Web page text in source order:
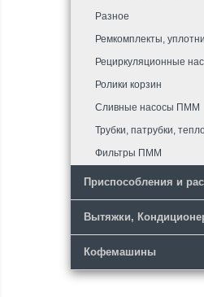
Разное
Ремкомплекты,
Рециркуляционные
Ролики корзин
Сливные насосы ПММ
Трубки, патрубки,
Фильтры ПММ
Приспособления и
Вытяжки,
Кофемашины